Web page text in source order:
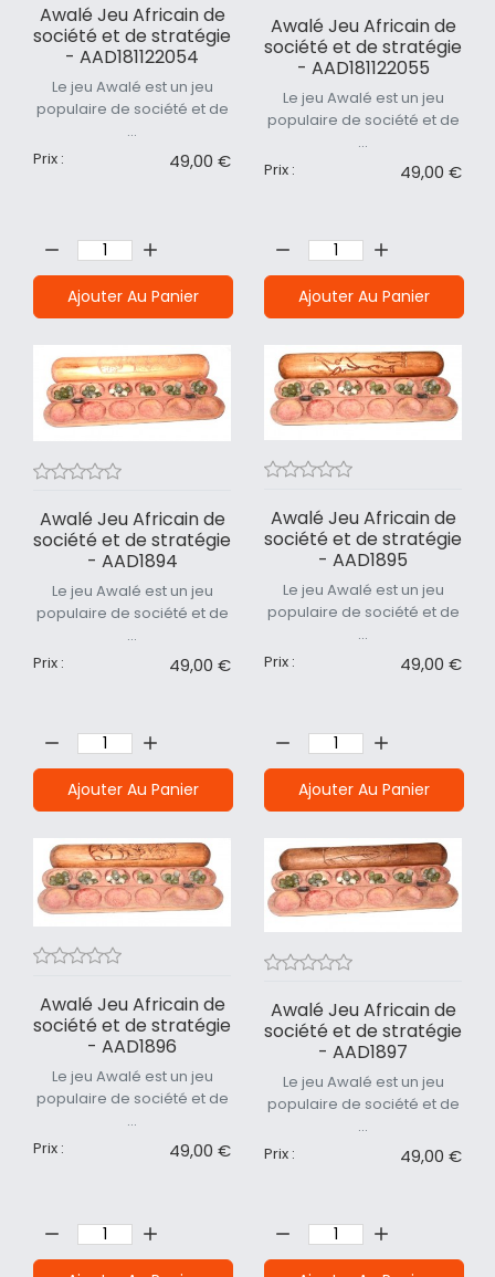
Awalé Jeu Africain de
société et de stratégie
- AAD181122054
Le jeu Awalé est un jeu
populaire de société et de
...
Prix :
49,00 €
Ajouter Au Panier
Awalé Jeu Africain de
société et de stratégie
- AAD181122055
Le jeu Awalé est un jeu
populaire de société et de
...
Prix :
49,00 €
Ajouter Au Panier
Awalé Jeu Africain de
société et de stratégie
- AAD1894
Le jeu Awalé est un jeu
populaire de société et de
...
Prix :
49,00 €
Ajouter Au Panier
Awalé Jeu Africain de
société et de stratégie
- AAD1895
Le jeu Awalé est un jeu
populaire de société et de
...
Prix :
49,00 €
Ajouter Au Panier
Awalé Jeu Africain de
société et de stratégie
- AAD1896
Le jeu Awalé est un jeu
populaire de société et de
...
Prix :
49,00 €
Awalé Jeu Africain de
société et de stratégie
- AAD1897
Le jeu Awalé est un jeu
populaire de société et de
...
Prix :
49,00 €